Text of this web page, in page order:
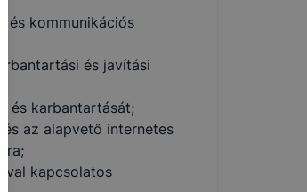
és kommunikációs
és javítási
és karbantartását;
az alapvető internetes
kapcsolatos